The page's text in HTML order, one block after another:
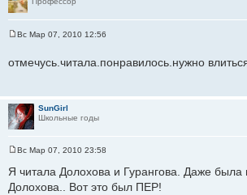
о
и
е
Вс Мар 07, 2010 12:56
отмечусь.читала.понравилось.нужно
SunGirl
Школьные годы
о
б
Вс Мар 07, 2010 23:58
Я читала Долохова и Гурангова. Даже была
Долохова.. Вот это был ПЕР!